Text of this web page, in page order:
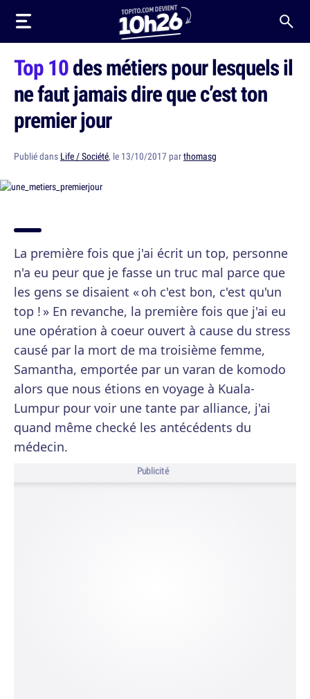
Top 10des métiers pour lesquels il
ne faut jamais dire que c’est ton
premier jour
Publié dans Life / Société, le 13/10/2017 parthomasg
La première fois que j'ai écrit un top, personne
n'a eu peur que je fasse un truc mal parce que
les gens se disaient « oh c'est bon, c'est qu'un
top ! » En revanche, la première fois que j'ai eu
une opération à coeur ouvert à cause du stress
causé par la mort de ma troisième femme,
Samantha, emportée par un varan de komodo
alors que nous étions en voyage à Kuala-
Lumpur pour voir une tante par alliance, j'ai
quand même checké les antécédents du
médecin.
Publicité